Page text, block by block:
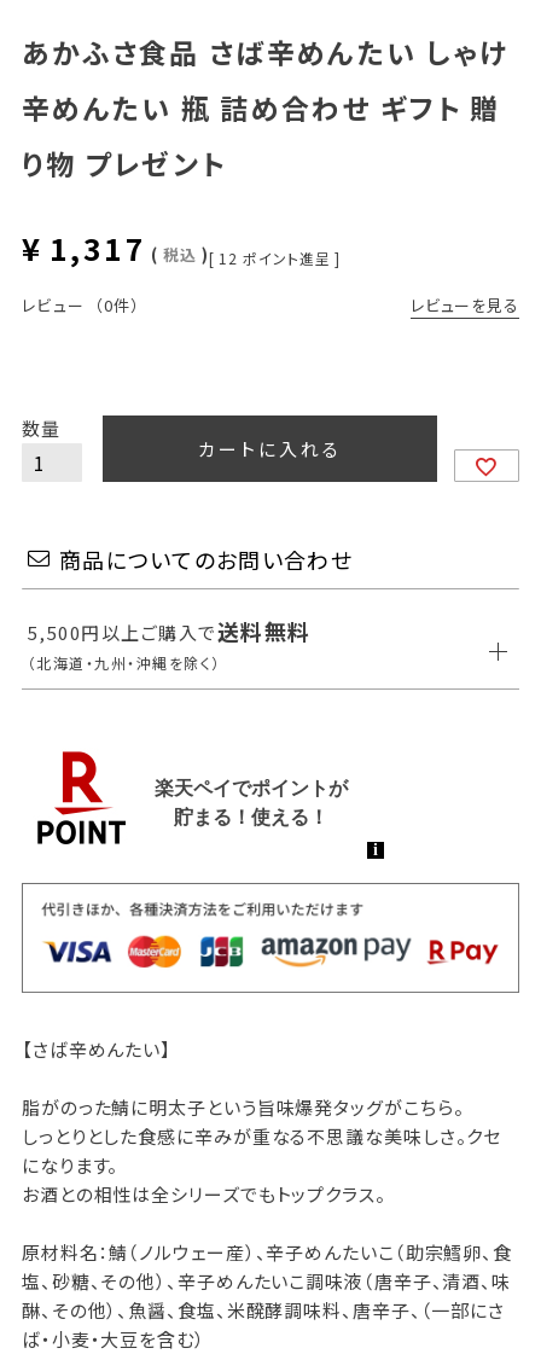
あかふさ食品 さば辛めんたい しゃけ
辛めんたい 瓶 詰め合わせ ギフト 贈
り物 プレゼント
¥ 1,317 税込 [ 12 ポイント進呈 ]
レビュー （0件） レビューを見る
カートに入れる
商品についてのお問い合わせ
5,500円以上ご購入で送料無料
（北海道・九州・沖縄を除く）
【さば辛めんたい】
脂がのった鯖に明太子という旨味爆発タッグがこちら。
しっとりとした食感に辛みが重なる不思議な美味しさ。クセ
になります。
お酒との相性は全シリーズでもトップクラス。
原材料名：鯖（ノルウェー産）、辛子めんたいこ（助宗鱈卵、食
塩、砂糖、その他）、辛子めんたいこ調味液（唐辛子、清酒、味
醂、その他）、魚醤、食塩、米醗酵調味料、唐辛子、（一部にさ
ば・小麦・大豆を含む）